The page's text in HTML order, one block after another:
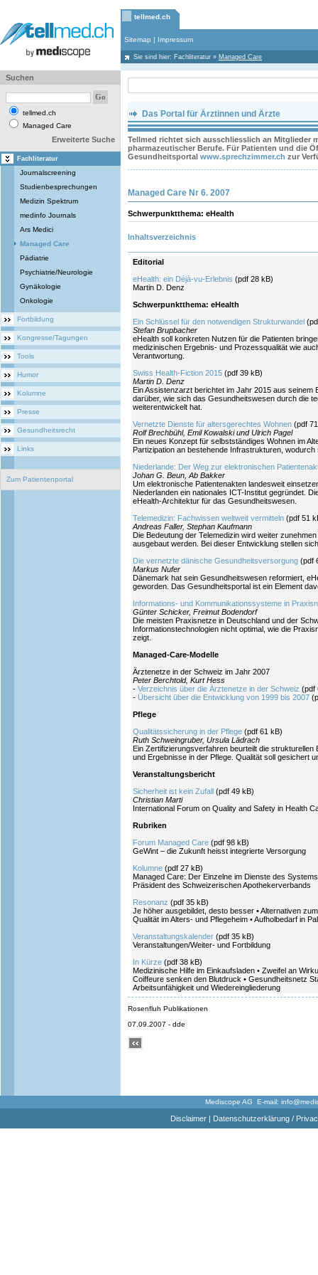
tellmed.ch
Sitemap | Impressum
Sie sind hier: Fachliteratur » Managed Care
Suchen
tellmed.ch
Managed Care
Erweiterte Suche
Fachliteratur
Journalscreening
Studienbesprechungen
Medizin Spektrum
medinfo Journals
Ars Medici
Managed Care
Pädiatrie
Psychiatrie/Neurologie
Gynäkologie
Onkologie
Fortbildung
Kongresse/Tagungen
Tools
Humor
Kolumne
Presse
Gesundheitsrecht
Links
Zum Patientenportal
Das Portal für Ärztinnen und Ärzte
Tellmed richtet sich ausschliesslich an Mitglieder
pharmazeutischer Berufe. Für Patienten und die
Gesundheitsportal www.sprechzimmer.ch zur
Managed Care Nr 6. 2007
Schwerpunktthema: eHealth
Inhaltsverzeichnis
Editorial
eHealth: ein Déjà-vu-Erlebnis (pdf 28 kB)
Martin D. Denz
Schwerpunktthema: eHealth
Ein Schlüssel für den notwendigen Strukturwandel
Stefan Brupbacher
eHealth soll konkreten Nutzen für die Patienten
medizinischen Ergebnis- und Prozessqualität wie
Verantwortung.
Swiss Health-Fiction 2015 (pdf 39 kB)
Martin D. Denz
Ein Assistenzarzt berichtet im Jahr 2015 aus
darüber, wie sich das Gesundheitswesen durch die
weiterentwickelt hat.
Vernetzte Dienste für altersgerechtes Wohnen (pdf
Rolf Brechbühl, Emil Kowalski und Ulrich Pagel
Ein neues Konzept für selbstständiges Wohnen im
Partizipation an bestehende Infrastrukturen,
Niederlande: Der Weg zur elektronischen
Johan G. Beun, Ab Bakker
Um elektronische Patientenakten landesweit
Niederlanden ein nationales ICT-Institut gegründet.
eHealth-Architektur für das Gesundheitswesen.
Telemedizin: Fachwissen weltweit vermitteln (pdf 51
Andreas Faller, Stephan Kaufmann
Die Bedeutung der Telemedizin wird weiter
ausgebaut werden. Bei dieser Entwicklung stellen
Die vernetzte dänische Gesundheitsversorgung (pdf
Markus Nufer
Dänemark hat sein Gesundheitswesen reformiert,
geworden. Das Gesundheitsportal ist ein Element
Informations- und Kommunikationssysteme in
Günter Schicker, Freimut Bodendorf
Die meisten Praxisnetze in Deutschland und der
Informationstechnologien nicht optimal, wie die
zeigt.
Managed-Care-Modelle
Ärztenetze in der Schweiz im Jahr 2007
Peter Berchtold, Kurt Hess
- Verzeichnis über die Ärztenetze in der Schweiz (pdf
- Übersicht über die Entwicklung von 1999 bis 2007
Pflege
Qualitätssicherung in der Pflege (pdf 61 kB)
Ruth Schweingruber, Ursula Lädrach
Ein Zertifizierungsverfahren beurteilt die strukturellen
und Ergebnisse in der Pflege. Qualität soll gesichert
Veranstaltungsbericht
Sicherheit ist kein Zufall (pdf 49 kB)
Christian Marti
International Forum on Quality and Safety in Health
Rubriken
Forum Managed Care (pdf 98 kB)
GeWint – die Zukunft heisst integrierte Versorgung
Kolumne (pdf 27 kB)
Managed Care: Der Einzelne im Dienste des
Präsident des Schweizerischen Apothekerverbands
Resonanz (pdf 35 kB)
Je höher ausgebildet, desto besser • Alternativen
Qualität im Alters- und Pflegeheim • Aufholbedarf in
Veranstaltungskalender (pdf 35 kB)
Veranstaltungen/Weiter- und Fortbildung
In Kürze (pdf 38 kB)
Medizinische Hilfe im Einkaufsladen • Zweifel an
Coiffeure senken den Blutdruck • Gesundheitsnetz
Arbeitsunfähigkeit und Wiedereingliederung
Rosenfluh Publikationen
07.09.2007 - dde
Mediscope AG E-mail:
Disclaimer| Datenschutzerklärung /